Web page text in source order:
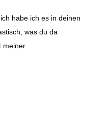
habe ich es in deinen
was du da
meiner